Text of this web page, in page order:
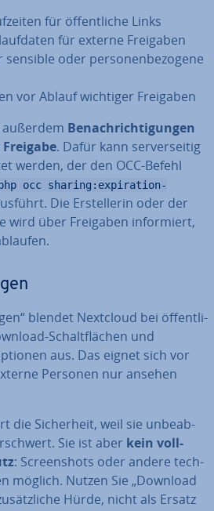
für öf­fent­li­che Links
für externe Freigaben
sensible oder per­so­nen­be­zo­ge­ne
vor Ablauf wichtiger Freigaben
Be­nach­rich­ti­gun­gen
. Dafür kann ser­ver­sei­tig
werden, der den OCC-Befehl
occ sharing:expiration-
Die Er­stel­le­rin oder der
wird über Freigaben in­for­miert,
blendet Nextcloud bei öf­fent­li­
Schalt­flä­chen und
aus. Das eignet sich vor
Personen nur ansehen
die Si­cher­heit, weil sie un­be­ab­
Sie ist aber kein voll­
: Screen­shots oder andere tech­
möglich. Nutzen Sie „Download
Hürde, nicht als Ersatz